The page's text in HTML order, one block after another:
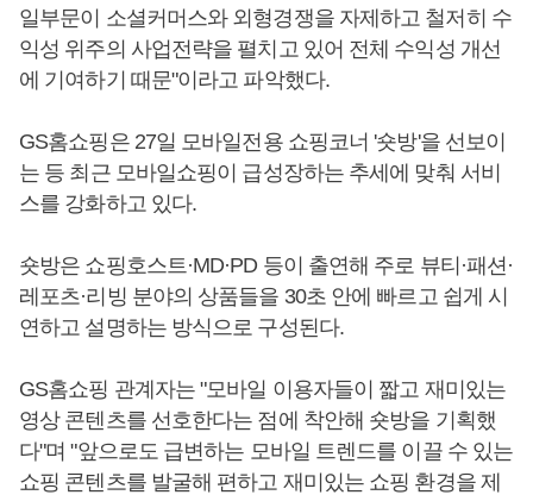
일부문이 소셜커머스와 외형경쟁을 자제하고 철저히 수
익성 위주의 사업전략을 펼치고 있어 전체 수익성 개선
에 기여하기 때문"이라고 파악했다.
GS홈쇼핑은 27일 모바일전용 쇼핑코너 '숏방'을 선보이
는 등 최근 모바일쇼핑이 급성장하는 추세에 맞춰 서비
스를 강화하고 있다.
숏방은 쇼핑호스트·MD·PD 등이 출연해 주로 뷰티·패션·
레포츠·리빙 분야의 상품들을 30초 안에 빠르고 쉽게 시
연하고 설명하는 방식으로 구성된다.
GS홈쇼핑 관계자는 "모바일 이용자들이 짧고 재미있는
영상 콘텐츠를 선호한다는 점에 착안해 숏방을 기획했
다"며 "앞으로도 급변하는 모바일 트렌드를 이끌 수 있는
쇼핑 콘텐츠를 발굴해 편하고 재미있는 쇼핑 환경을 제